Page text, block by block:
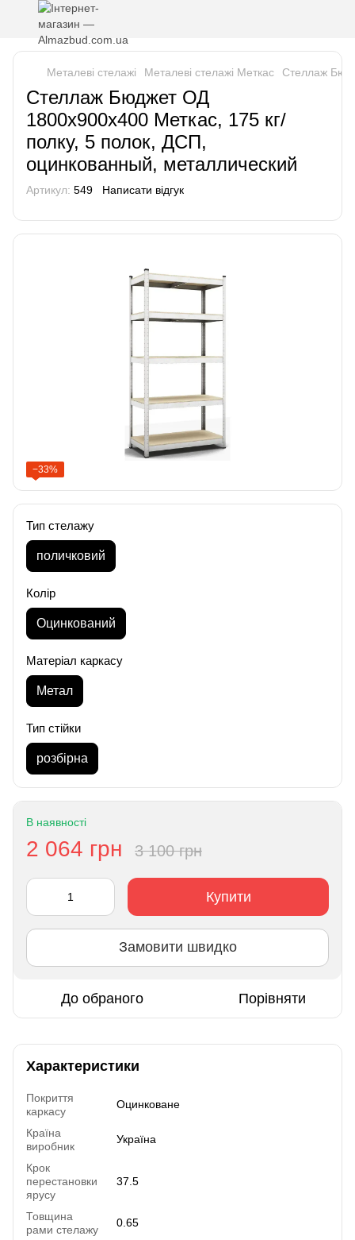
Металеві стелажі Металеві стелажі Меткас Стеллаж
Стеллаж Бюджет ОД
1800х900х400 Меткас, 175 кг/
полку, 5 полок, ДСП,
оцинкованный, металлический
Артикул: 549 Написати відгук
−33%
Тип стелажу
поличковий
Колір
Оцинкований
Матеріал каркасу
Метал
Тип стійки
розбірна
В наявності
2 064 грн 3 100 грн
Купити
Замовити швидко
До обраного Порівняти
Характеристики
Покриття
каркасу
Оцинковане
Країна
виробник
Україна
Крок
перестановки
ярусу
37.5
Товщина
рами стелажу
0.65